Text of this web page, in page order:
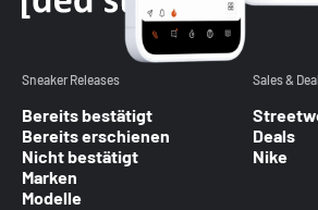
Sneaker Releases
Bereits bestätigt
Bereits erschienen
Nicht bestätigt
Marken
Modelle
Sales &
Deals
Nike